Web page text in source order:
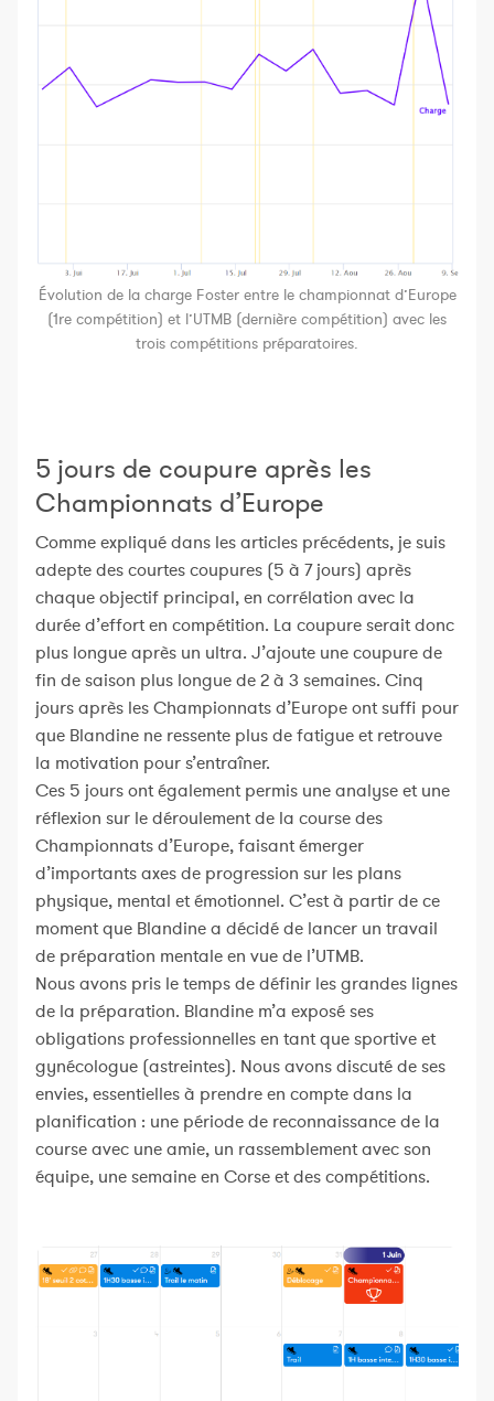
Évolution de la charge Foster entre le championnat d’Europe
(1re compétition) et l’UTMB (dernière compétition) avec les
trois compétitions préparatoires.
5 jours de coupure après les
Championnats d’Europe
Comme expliqué dans les articles précédents, je suis
adepte des courtes coupures (5 à 7 jours) après
chaque objectif principal, en corrélation avec la
durée d’effort en compétition. La coupure serait donc
plus longue après un ultra. J’ajoute une coupure de
fin de saison plus longue de 2 à 3 semaines. Cinq
jours après les Championnats d’Europe ont suffi pour
que Blandine ne ressente plus de fatigue et retrouve
la motivation pour s’entraîner.
Ces 5 jours ont également permis une analyse et une
réflexion sur le déroulement de la course des
Championnats d’Europe, faisant émerger
d’importants axes de progression sur les plans
physique, mental et émotionnel. C’est à partir de ce
moment que Blandine a décidé de lancer un travail
de préparation mentale en vue de l’UTMB.
Nous avons pris le temps de définir les grandes lignes
de la préparation. Blandine m’a exposé ses
obligations professionnelles en tant que sportive et
gynécologue (astreintes). Nous avons discuté de ses
envies, essentielles à prendre en compte dans la
planification : une période de reconnaissance de la
course avec une amie, un rassemblement avec son
équipe, une semaine en Corse et des compétitions.